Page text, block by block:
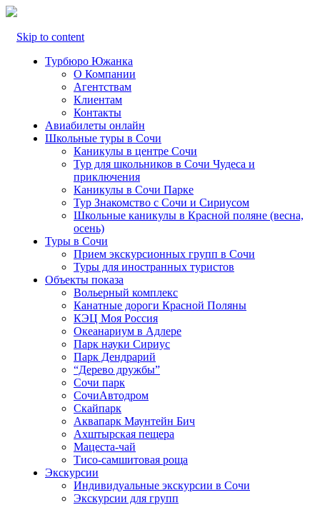
Skip to content
Турбюро Южанка
О Компании
Агентствам
Клиентам
Контакты
Авиабилеты онлайн
Школьные туры в Сочи
Каникулы в центре Сочи
Тур для школьников в Сочи Чудеса и
приключения
Каникулы в Сочи Парке
Тур Знакомство с Сочи и Сириусом
Школьные каникулы в Красной поляне (весна,
осень)
Туры в Сочи
Прием экскурсионных групп в Сочи
Туры для иностранных туристов
Объекты показа
Вольерный комплекс
Канатные дороги Красной Поляны
КЭЦ Моя Россия
Океанариум в Адлере
Парк науки Сириус
Парк Дендрарий
“Дерево дружбы”
Сочи парк
СочиАвтодром
Скайпарк
Аквапарк Маунтейн Бич
Ахштырская пещера
Мацеста-чай
Тисо-самшитовая роща
Экскурсии
Индивидуальные экскурсии в Сочи
Экскурсии для групп